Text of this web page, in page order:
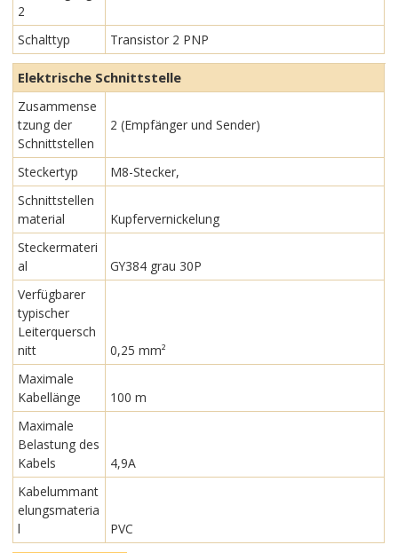
2
Schalttyp Transistor 2 PNP
Elektrische Schnittstelle
Zusammense
tzung der
Schnittstellen
2 (Empfänger und Sender)
Steckertyp
M8-Stecker,
Schnittstellen
material
Kupfervernickelung
Steckermateri
al
GY384 grau 30P
Verfügbarer
typischer
Leiterquersch
nitt
0,25 mm²
Maximale
Kabellänge
100 m
Maximale
Belastung des
Kabels
4,9A
Kabelummant
elungsmateria
l
PVC